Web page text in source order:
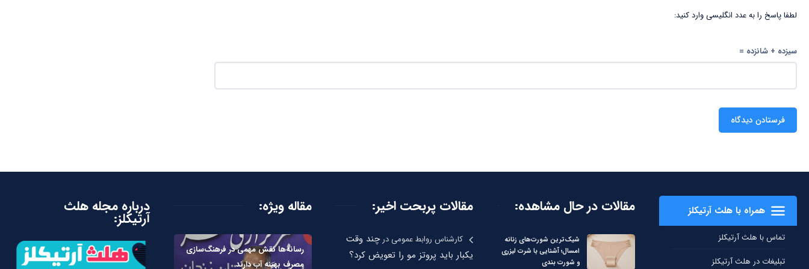
لطفا پاسخ را به عدد انگلیسی وارد کنید:
سیزده + شانزده =
همراه با هلث آرتیکلز
تماس با هلث آرتیکلز
تبلیغات در هلث آرتیکلز
مقالات در حال مشاهده:
شیک‌ترین شورت‌های زنانه
امسال؛ آشنایی با شرت لیزری
و شورت بندی
مقالات پربحت اخیر:
کارشناس روابط عمومیدرچند وقت
یکبار باید پروتز مو را تعویض کرد؟
مقاله ویژه:
رسانه‌ها نقش مهمی در فرهنگ‌سازی
مصرف بهینه آب دارند
درباره مجله هلث
آرتیکلز: